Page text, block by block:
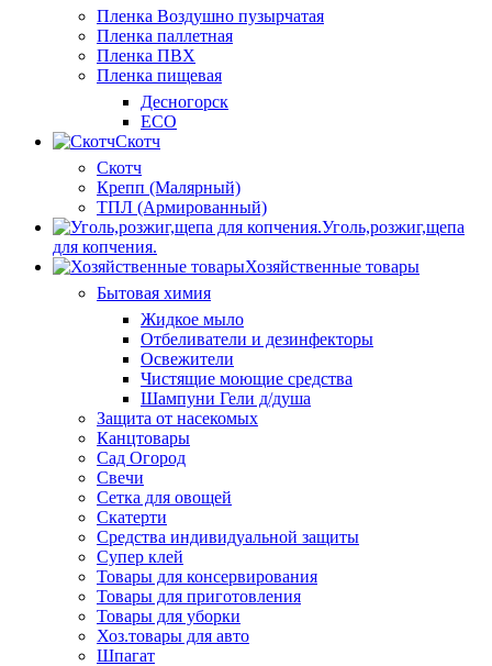
Пленка Воздушно пузырчатая
Пленка паллетная
Пленка ПВХ
Пленка пищевая
Десногорск
ECO
Скотч
Скотч
Крепп (Малярный)
ТПЛ (Армированный)
Уголь,розжиг,щепа
для копчения.
Хозяйственные товары
Бытовая химия
Жидкое мыло
Отбеливатели и дезинфекторы
Освежители
Чистящие моющие средства
Шампуни Гели д/душа
Защита от насекомых
Канцтовары
Сад Огород
Свечи
Сетка для овощей
Скатерти
Средства индивидуальной защиты
Супер клей
Товары для консервирования
Товары для приготовления
Товары для уборки
Хоз.товары для авто
Шпагат